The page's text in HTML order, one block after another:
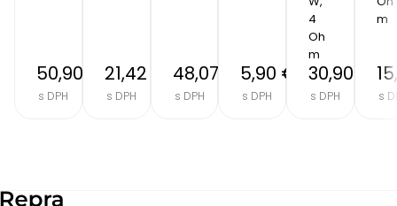
50,90 €
s DPH
21,42 €
s DPH
48,07 €
s DPH
5,90 €
s DPH
4
Oh
m
30,90 €
s DPH
m
s